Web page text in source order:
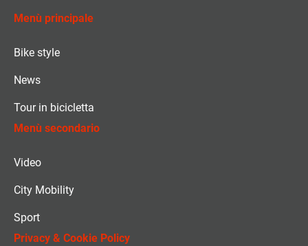
Menù principale
Bike style
News
Tour in bicicletta
Menù secondario
Video
City Mobility
Sport
Privacy & Cookie Policy